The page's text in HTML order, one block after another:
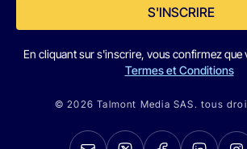
S'INSCRIRE
En cliquant sur s'inscrire, vous confirmez que
Termes et Conditions
© 2026 Talmont Media SAS. tous